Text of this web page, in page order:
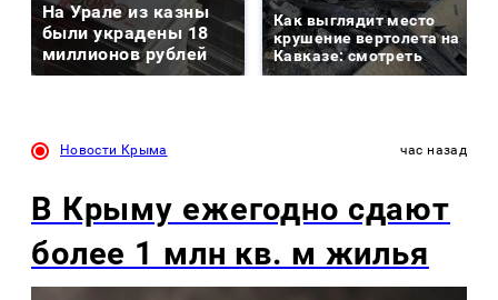
На Урале из казны
были украдены 18
миллионов рублей
Как выглядит место
крушение вертолета на
Кавказе: смотреть
Новости Крыма час назад
В Крыму ежегодно сдают
более 1 млн кв. м жилья